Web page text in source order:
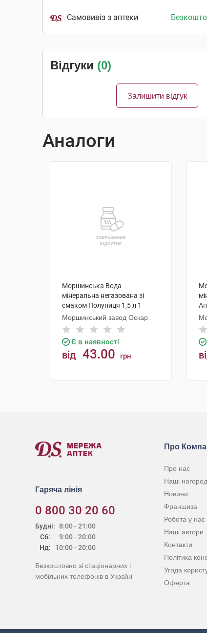
Самовивіз з аптеки
Відгуки (0)
Залишити відгук
Аналоги
Моршинська Вода
мінеральна негазована зі
смаком Полуниця 1,5 л 1
пляшка
Моршинський завод Оскар
Є в наявності
від 43.00 грн
Гаряча лінія
0 800 30 20 60
Будні:
Сб:
Нд:
8:00 - 21:00
9:00 - 20:00
10:00 - 20:00
Безкоштовно зі стаціонарних і
мобільних телефонів в Україні
Про
Про нас
Наші
Новини
Франшиза
Робота у нас
Наші автори
Контакти
Політика
Угода
Оферта